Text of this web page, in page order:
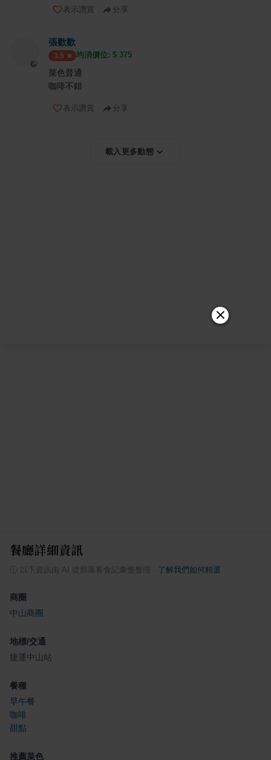
表示讚賞 分享
張歡歡
3.5 均消價位: $ 375
菜色普通
咖啡不錯
表示讚賞 分享
載入更多動態
餐廳詳細資訊
ⓘ 以下資訊由 AI 從部落客食記彙整整理 了解我們如何精選
商圈
中山商圈
地標/交通
捷運中山站
餐種
早午餐
咖啡
甜點
推薦菜色